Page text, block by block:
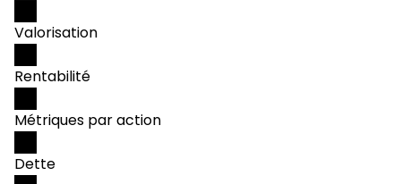
Valorisation
Rentabilité
Métriques par action
Dette